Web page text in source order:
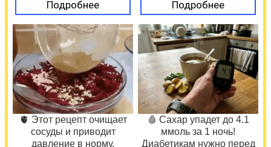
Подробнее Подробнее
🫀 Этот рецепт очищает
сосуды и приводит
давление в норму.
🩸 Сахар упадет до 4.1
ммоль за 1 ночь!
Диабетикам нужно перед